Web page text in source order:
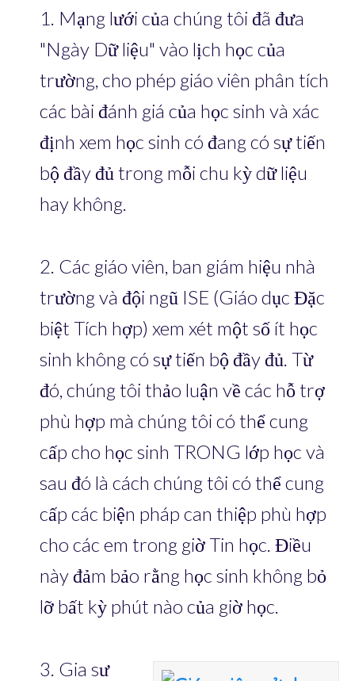
1. Mạng lưới của chúng tôi đã đưa
"Ngày Dữ liệu" vào lịch học của
trường, cho phép giáo viên phân tích
các bài đánh giá của học sinh và xác
định xem học sinh có đang có sự tiến
bộ đầy đủ trong mỗi chu kỳ dữ liệu
hay không.
2. Các giáo viên, ban giám hiệu nhà
trường và đội ngũ ISE (Giáo dục Đặc
biệt Tích hợp) xem xét một số ít học
sinh không có sự tiến bộ đầy đủ. Từ
đó, chúng tôi thảo luận về các hỗ trợ
phù hợp mà chúng tôi có thể cung
cấp cho học sinh TRONG lớp học và
sau đó là cách chúng tôi có thể cung
cấp các biện pháp can thiệp phù hợp
cho các em trong giờ Tin học. Điều
này đảm bảo rằng học sinh không bỏ
lỡ bất kỳ phút nào của giờ học.
3. Gia sư